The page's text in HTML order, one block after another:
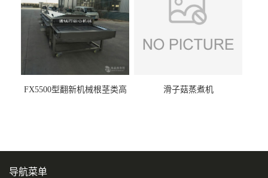
FX5500型翻新机械根茎类高
滑子菇蒸煮机
导航菜单